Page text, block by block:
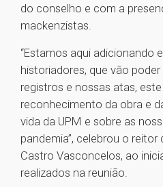
do conselho e com a
mackenzistas.
“Estamos aqui adicionando
historiadores, que vão
registros e nossas atas,
reconhecimento da obra e
vida da UPM e sobre as
pandemia”, celebrou o reitor
Castro Vasconcelos, ao
realizados na reunião.